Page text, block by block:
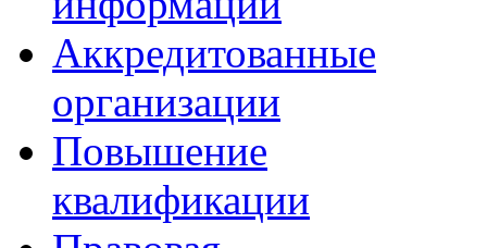
Аккредитованные
организации
Повышение
квалификации